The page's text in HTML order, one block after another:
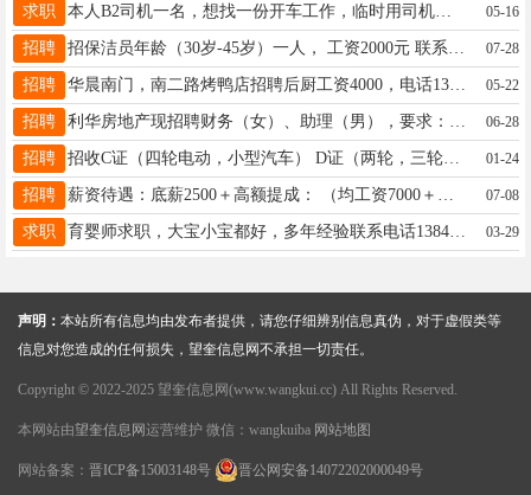
求职 本人B2司机一名，想找一份开车工作，临时用司机或长期的可以打电话联系15845556600 05-16
招聘 07-28
招聘 华晨南门，南二路烤鸭店招聘后厨工资4000，电话13329458933 05-22
招聘 06-28
招聘 招收C证（四轮电动，小型汽车） D证（两轮，三轮电动，燃油摩托） 另招收酒驾扣12分 过期没换证恢复考试等 咨询电话:13763763472（微信同步） 01-24
招聘 07-08
求职 育婴师求职，大宝小宝都好，多年经验联系电话13845544680 03-29
声明： 本站所有信息均由发布者提供，请您仔细辨别信息真伪，对于虚假类等
信息对您造成的任何损失，望奎信息网不承担一切责任。
Copyright © 2022-2025 望奎信息网(www.wangkui.cc) All Rights Reserved.
本网站由望奎信息网 运营维护 微信：wangkuiba 网站地图
网站备案： 晋ICP备15003148号 晋公网安备14072202000049号